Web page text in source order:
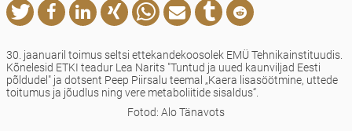
30. jaanuaril toimus seltsi ettekandekoosolek EMÜ Tehnikainstituudis.
Kõnelesid ETKI teadur Lea Narits "Tuntud ja uued kaunviljad Eesti
põldudel" ja dotsent Peep Piirsalu teemal „Kaera lisasöötmine, uttede
toitumus ja jõudlus ning vere metaboliitide sisaldus“.
Fotod: Alo Tänavots